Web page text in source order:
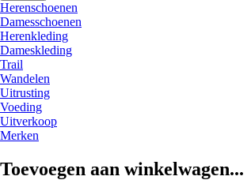
Herenschoenen
Damesschoenen
Herenkleding
Dameskleding
Trail
Wandelen
Uitrusting
Voeding
Uitverkoop
Merken
Toevoegen aan winkelwagen...